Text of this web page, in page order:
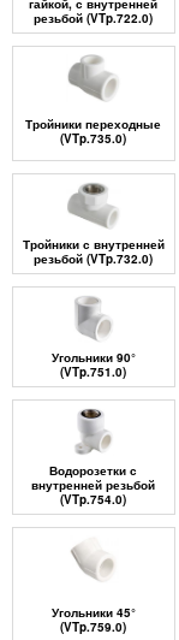
гайкой, с внутренней
резьбой (VTp.722.0)
Тройники переходные
(VTp.735.0)
Тройники с внутренней
резьбой (VTp.732.0)
Угольники 90°
(VTp.751.0)
Водорозетки с
внутренней резьбой
(VTp.754.0)
Угольники 45°
(VTp.759.0)